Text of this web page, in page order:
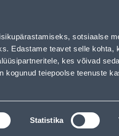
sotsiaalse
Edastame teavet selle kohta,
kes võivad
kogunud teiepoolse teenuste
Statistika
Karjäärileht
OTSI